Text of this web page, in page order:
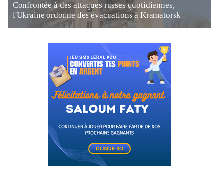
Confrontée à des attaques russes quotidiennes,
l'Ukraine ordonne des évacuations à Kramatorsk